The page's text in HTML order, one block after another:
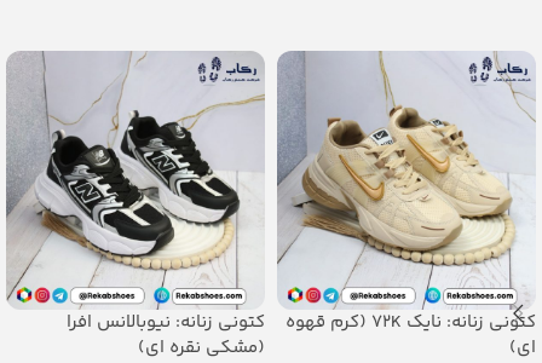
– رنگبندی: مشکی
– تعداد در کارتن: 12 جفت
_جنس: پی یو زیره تزریقی
کتونی زنانه: نایک 72K (کرم قهوه
ای)
کتونی زنانه: نیوبالانس افرا
(مشکی نقره ای)